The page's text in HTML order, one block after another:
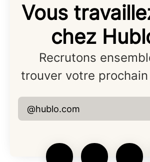
Vous
chez
Recrutons
trouver votre
@hublo.com